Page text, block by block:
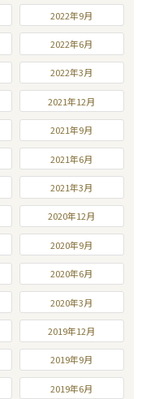
2022年9月
2022年6月
2022年3月
2021年12月
2021年9月
2021年6月
2021年3月
2020年12月
2020年9月
2020年6月
2020年3月
2019年12月
2019年9月
2019年6月